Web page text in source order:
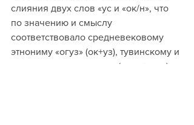
слияния двух слов «ус и «ок/н», что
по значению и смыслу
соответствовало средневековому
этнониму «огуз» (ок+уз), тувинскому и
кыргызскому «монгуш» («ман+огуз) и